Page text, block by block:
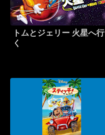
トムとジェリー 火星へ行
く